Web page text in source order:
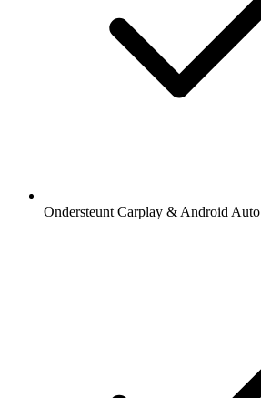
Ondersteunt Carplay & Android Auto